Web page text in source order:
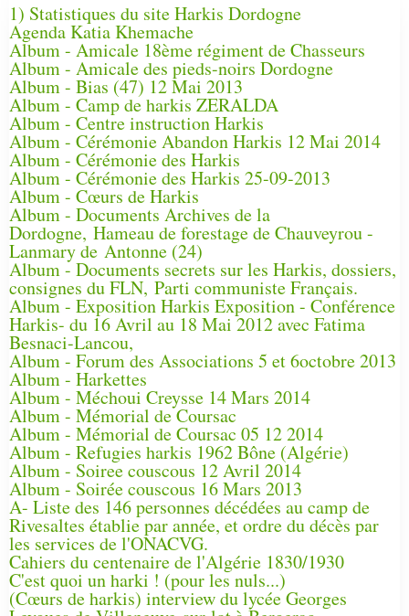
1) Statistiques du site Harkis Dordogne
Agenda Katia Khemache
Album - Amicale 18ème régiment de Chasseurs
Album - Amicale des pieds-noirs Dordogne
Album - Bias (47) 12 Mai 2013
Album - Camp de harkis ZERALDA
Album - Centre instruction Harkis
Album - Cérémonie Abandon Harkis 12 Mai 2014
Album - Cérémonie des Harkis
Album - Cérémonie des Harkis 25-09-2013
Album - Cœurs de Harkis
Album - Documents Archives de la
Dordogne, Hameau de forestage de Chauveyrou -
Lanmary de Antonne (24)
Album - Documents secrets sur les Harkis, dossiers,
consignes du FLN, Parti communiste Français.
Album - Exposition Harkis Exposition - Conférence
Harkis- du 16 Avril au 18 Mai 2012 avec Fatima
Besnaci-Lancou,
Album - Forum des Associations 5 et 6octobre 2013
Album - Harkettes
Album - Méchoui Creysse 14 Mars 2014
Album - Mémorial de Coursac
Album - Mémorial de Coursac 05 12 2014
Album - Refugies harkis 1962 Bône (Algérie)
Album - Soiree couscous 12 Avril 2014
Album - Soirée couscous 16 Mars 2013
A- Liste des 146 personnes décédées au camp de
Rivesaltes établie par année, et ordre du décès par
les services de l'ONACVG.
Cahiers du centenaire de l'Algérie 1830/1930
C'est quoi un harki ! (pour les nuls...)
(Cœurs de harkis) interview du lycée Georges